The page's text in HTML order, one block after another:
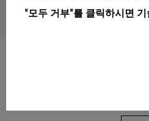
"모두 거부"를 클릭하시면